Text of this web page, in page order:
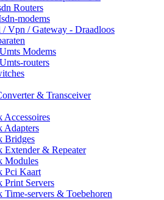
Routers
modems
Vpn / Gateway - Draadloos
Modems
routers
& Transceiver
Accessoires
Adapters
Bridges
Extender & Repeater
Modules
Pci Kaart
Print Servers
Time-servers & Toebehoren